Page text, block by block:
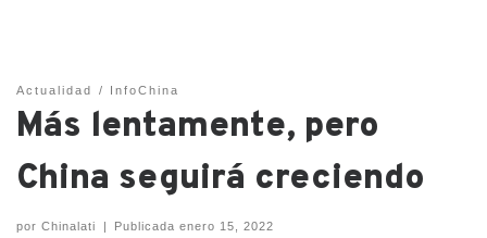
Actualidad InfoChina
Más lentamente, pero
China seguirá creciendo
por Chinalati Publicadaenero 15, 2022